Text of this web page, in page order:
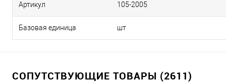
Артикул 105-2005
Базовая единица шт
СОПУТСТВУЮЩИЕ ТОВАРЫ (2611)